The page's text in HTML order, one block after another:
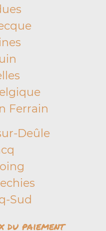
Ferrain
Deûle
Sud
du paiement